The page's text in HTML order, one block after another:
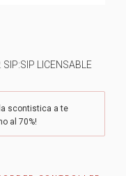
LICENSABLE
scontistica a te
al 70%!